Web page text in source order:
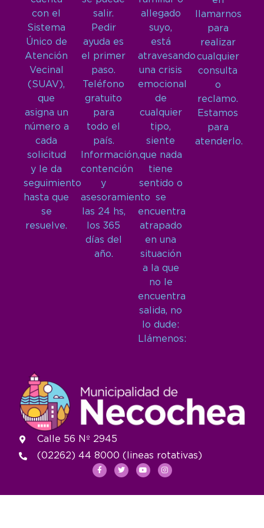
con el
Sistema
Único de
Atención
Vecinal
(SUAV),
que
asigna un
número a
cada
solicitud
y le da
seguimiento
hasta que
se
resuelve.
salir.
Pedir
ayuda es
el primer
paso.
Teléfono
gratuito
para
todo el
país.
Información,
contención
y
asesoramiento
las 24 hs,
los 365
días del
año.
allegado
suyo,
está
atravesando
una crisis
emocional
de
cualquier
tipo,
siente
que nada
tiene
sentido o
se
encuentra
atrapado
en una
situación
a la que
no le
encuentra
salida, no
lo dude:
Llámenos:
llamarnos
para
realizar
cualquier
consulta
o
reclamo.
Estamos
para
atenderlo.
Calle 56 Nº 2945
(02262) 44 8000 (lineas rotativas)